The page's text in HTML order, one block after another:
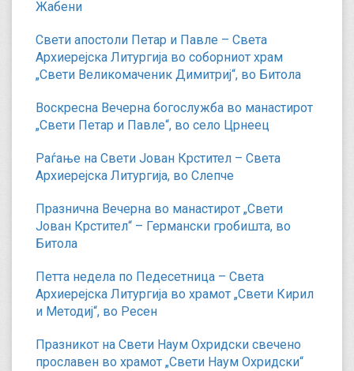
Жабени
Свети апостоли Петар и Павле – Света
Архиерејска Литургија во соборниот храм
„Свети Великомаченик Димитриј“, во Битола
Воскресна Вечерна богослужба во манастирот
„Свети Петар и Павле“, во село Црнеец
Раѓање на Свети Јован Крстител – Света
Архиерејска Литургија, во Слепче
Празнична Вечерна во манастирот „Свети
Јован Крстител“ – Германски гробишта, во
Битола
Петта недела по Педесетница – Света
Архиерејска Литургија во храмот „Свети Кирил
и Методиј“, во Ресен
Празникот на Свети Наум Охридски свечено
прославен во храмот „Свети Наум Охридски“